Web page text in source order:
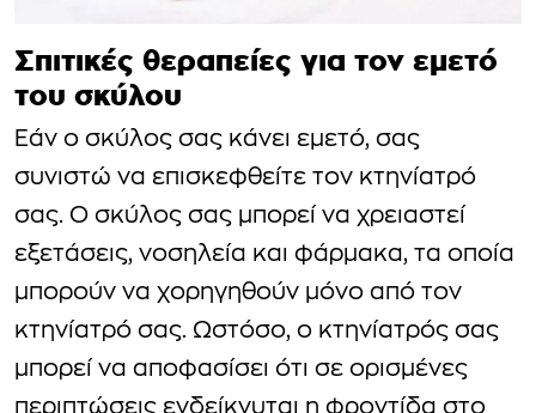
Σπιτικές θεραπείες για τον εμετό
του σκύλου
Εάν ο σκύλος σας κάνει εμετό, σας
συνιστώ να επισκεφθείτε τον κτηνίατρό
σας. Ο σκύλος σας μπορεί να χρειαστεί
εξετάσεις, νοσηλεία και φάρμακα, τα οποία
μπορούν να χορηγηθούν μόνο από τον
κτηνίατρό σας. Ωστόσο, ο κτηνίατρός σας
μπορεί να αποφασίσει ότι σε ορισμένες